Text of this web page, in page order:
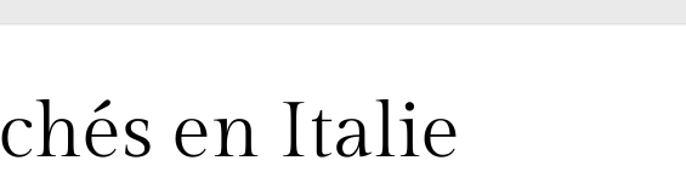
en Italie